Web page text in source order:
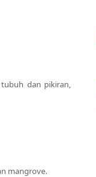
dan pikiran,
mangrove.